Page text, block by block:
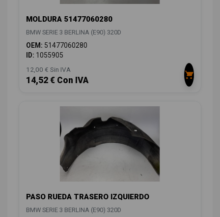
MOLDURA 51477060280
BMW SERIE 3 BERLINA (E90) 320D
OEM: 51477060280
ID: 1055905
12,00 € Sin IVA
14,52 € Con IVA
PASO RUEDA TRASERO IZQUIERDO
BMW SERIE 3 BERLINA (E90) 320D